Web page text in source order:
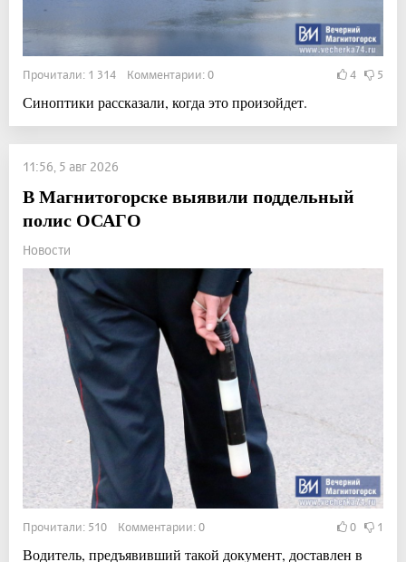
Прочитали: 1 314 Комментарии: 0 4 5
Синоптики рассказали, когда это произойдет.
11:56, 5 авг 2026
В Магнитогорске выявили поддельный
полис ОСАГО
Новости
Прочитали: 510 Комментарии: 0 0 1
Водитель, предъявивший такой документ, доставлен в